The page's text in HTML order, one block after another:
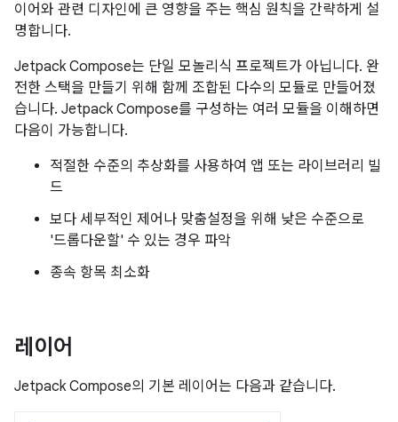
이어와 관련 디자인에 큰 영향을 주는 핵심 원칙을 간략하게 설
명합니다.
Jetpack Compose는 단일 모놀리식 프로젝트가 아닙니다. 완
전한 스택을 만들기 위해 함께 조합된 다수의 모듈로 만들어졌
습니다. Jetpack Compose를 구성하는 여러 모듈을 이해하면
다음이 가능합니다.
적절한 수준의 추상화를 사용하여 앱 또는 라이브러리 빌
드
보다 세부적인 제어나 맞춤설정을 위해 낮은 수준으로
'드롭다운할' 수 있는 경우 파악
종속 항목 최소화
레이어
Jetpack Compose의 기본 레이어는 다음과 같습니다.